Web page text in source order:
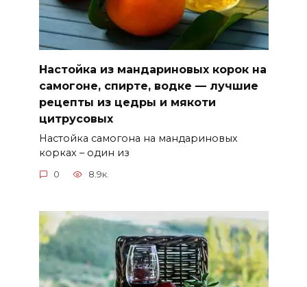
Настойка из мандариновых корок на
самогоне, спирте, водке — лучшие
рецепты из цедры и мякоти
цитрусовых
Настойка самогона на мандариновых
корках – один из
0 8.9к.